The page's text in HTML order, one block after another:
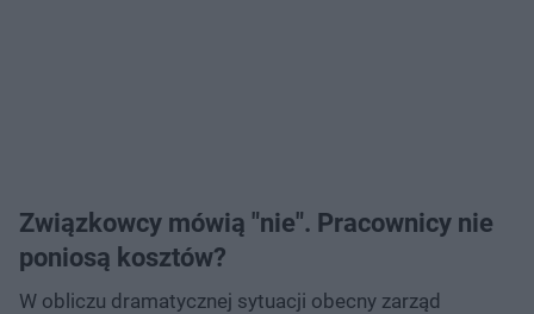
Związkowcy mówią "nie". Pracownicy nie
poniosą kosztów?
W obliczu dramatycznej sytuacji obecny zarząd